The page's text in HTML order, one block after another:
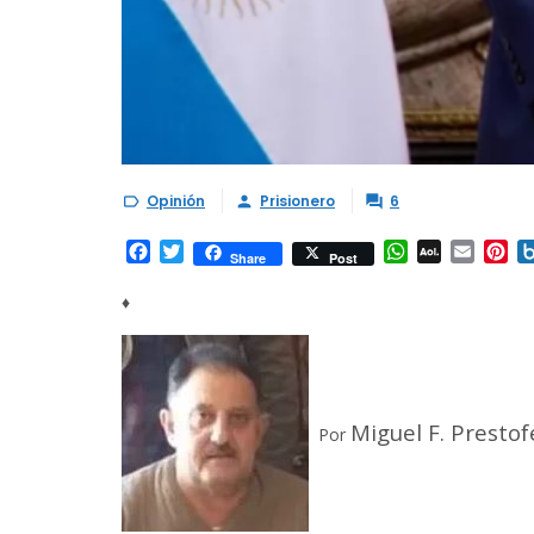
 Opinión  Prisionero  6
Facebook
TwitterShare Post WhatsApp
AOL Email
♦
Por Miguel F.